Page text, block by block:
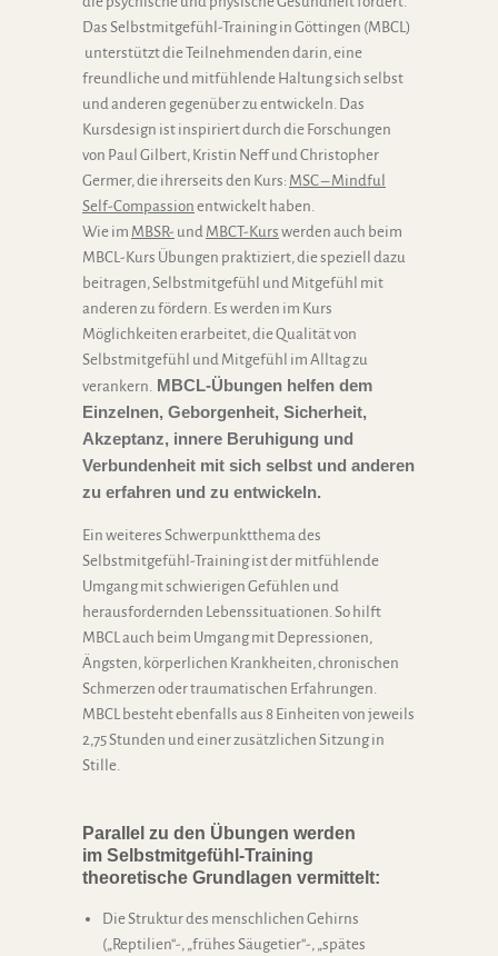
Das Selbstmitgefühl-Training in Göttingen (MBCL)
unterstützt die Teilnehmenden darin, eine
freundliche und mitfühlende Haltung sich selbst
und anderen gegenüber zu entwickeln. Das
Kursdesign ist inspiriert durch die Forschungen
von Paul Gilbert, Kristin Neff und Christopher
Germer, die ihrerseits den Kurs: MSC – Mindful
Self-Compassion entwickelt haben.
Wie im MBSR- und MBCT-Kurs werden auch beim
MBCL-Kurs Übungen praktiziert, die speziell dazu
beitragen, Selbstmitgefühl und Mitgefühl mit
anderen zu fördern. Es werden im Kurs
Möglichkeiten erarbeitet, die Qualität von
Selbstmitgefühl und Mitgefühl im Alltag zu
verankern. MBCL-Übungen helfen dem
Einzelnen, Geborgenheit, Sicherheit,
Akzeptanz, innere Beruhigung und
Verbundenheit mit sich selbst und anderen
zu erfahren und zu entwickeln.
Ein weiteres Schwerpunktthema des
Selbstmitgefühl-Training ist der mitfühlende
Umgang mit schwierigen Gefühlen und
herausfordernden Lebenssituationen. So hilft
MBCL auch beim Umgang mit Depressionen,
Ängsten, körperlichen Krankheiten, chronischen
Schmerzen oder traumatischen Erfahrungen.
MBCL besteht ebenfalls aus 8 Einheiten von jeweils
2,75 Stunden und einer zusätzlichen Sitzung in
Stille.
Parallel zu den Übungen werden
im Selbstmitgefühl-Training
theoretische Grundlagen vermittelt:
Die Struktur des menschlichen Gehirns
(„Reptilien“-, „frühes Säugetier“-, „spätes